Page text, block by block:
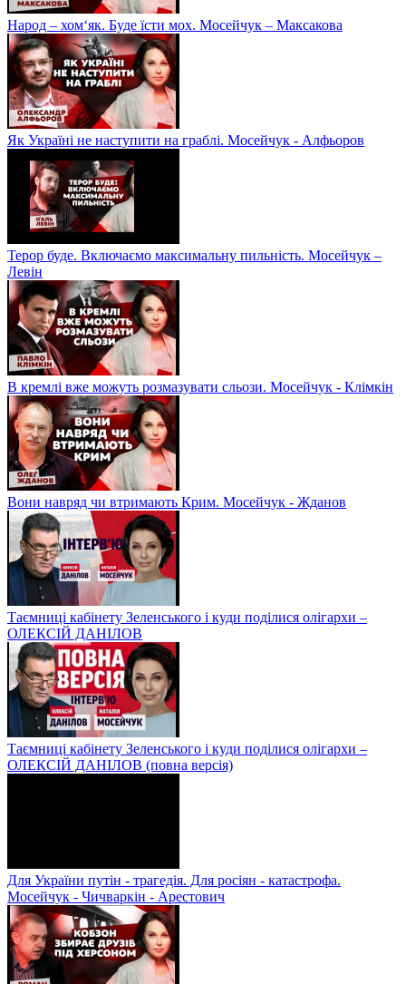
Народ – хом‘як. Буде їсти мох. Мосейчук – Максакова
Як Україні не наступити на граблі. Мосейчук - Алфьоров
Терор буде. Включаємо максимальну пильність. Мосейчук –
Левін
В кремлі вже можуть розмазувати сльози. Мосейчук - Клімкін
Вони навряд чи втримають Крим. Мосейчук - Жданов
Таємниці кабінету Зеленського і куди поділися олігархи –
ОЛЕКСІЙ ДАНІЛОВ
Таємниці кабінету Зеленського і куди поділися олігархи –
ОЛЕКСІЙ ДАНІЛОВ (повна версія)
Для України путін - трагедія. Для росіян - катастрофа.
Мосейчук - Чичваркін - Арестович